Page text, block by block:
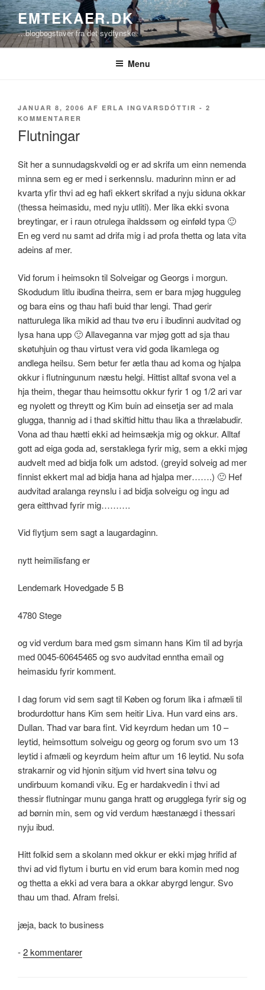
Videre
til
indhold
EMTEKAER.DK
…blogbogstaver fra det sydfynske
Menu
UDGIVET
DEN
JANUAR 8, 2006 AF ERLA INGVARSDÓTTIR - 2
KOMMENTARER
Flutningar
Sit her a sunnudagskvøldi og er ad skrifa um einn nemenda
minna sem eg er med i serkennslu. madurinn minn er ad
kvarta yfir thvi ad eg hafi ekkert skrifad a nyju siduna okkar
(thessa heimasidu, med nyju utliti). Mer lika ekki svona
breytingar, er i raun otrulega ihaldssøm og einføld typa 🙂
En eg verd nu samt ad drifa mig i ad profa thetta og lata vita
adeins af mer.
Vid forum i heimsokn til Solveigar og Georgs i morgun.
Skodudum litlu ibudina theirra, sem er bara mjøg hugguleg
og bara eins og thau hafi buid thar lengi. Thad gerir
natturulega lika mikid ad thau tvø eru i ibudinni audvitad og
lysa hana upp 🙂 Allaveganna var mjøg gott ad sja thau
skøtuhjuin og thau virtust vera vid goda likamlega og
andlega heilsu. Sem betur fer ætla thau ad koma og hjalpa
okkur i flutningunum næstu helgi. Hittist alltaf svona vel a
hja theim, thegar thau heimsottu okkur fyrir 1 og 1/2 ari var
eg nyolett og threytt og Kim buin ad einsetja ser ad mala
glugga, thannig ad i thad skiftid hittu thau lika a thrælabudir.
Vona ad thau hætti ekki ad heimsækja mig og okkur. Alltaf
gott ad eiga goda ad, serstaklega fyrir mig, sem a ekki mjøg
audvelt med ad bidja folk um adstod. (greyid solveig ad mer
finnist ekkert mal ad bidja hana ad hjalpa mer…….) 🙂 Hef
audvitad aralanga reynslu i ad bidja solveigu og ingu ad
gera eitthvad fyrir mig……….
Vid flytjum sem sagt a laugardaginn.
nytt heimilisfang er
Lendemark Hovedgade 5 B
4780 Stege
og vid verdum bara med gsm simann hans Kim til ad byrja
med 0045-60645465 og svo audvitad enntha email og
heimasidu fyrir komment.
I dag forum vid sem sagt til Køben og forum lika i afmæli til
brodurdottur hans Kim sem heitir Liva. Hun vard eins ars.
Dullan. Thad var bara fint. Vid keyrdum hedan um 10 –
leytid, heimsottum solveigu og georg og forum svo um 13
leytid i afmæli og keyrdum heim aftur um 16 leytid. Nu sofa
strakarnir og vid hjonin sitjum vid hvert sina tølvu og
undirbuum komandi viku. Eg er hardakvedin i thvi ad
thessir flutningar munu ganga hratt og ørugglega fyrir sig og
ad børnin min, sem og vid verdum hæstanægd i thessari
nyju ibud.
Hitt folkid sem a skolann med okkur er ekki mjøg hrifid af
thvi ad vid flytum i burtu en vid erum bara komin med nog
og thetta a ekki ad vera bara a okkar abyrgd lengur. Svo
thau um thad. Afram frelsi.
jæja, back to business
-2 kommentarertil